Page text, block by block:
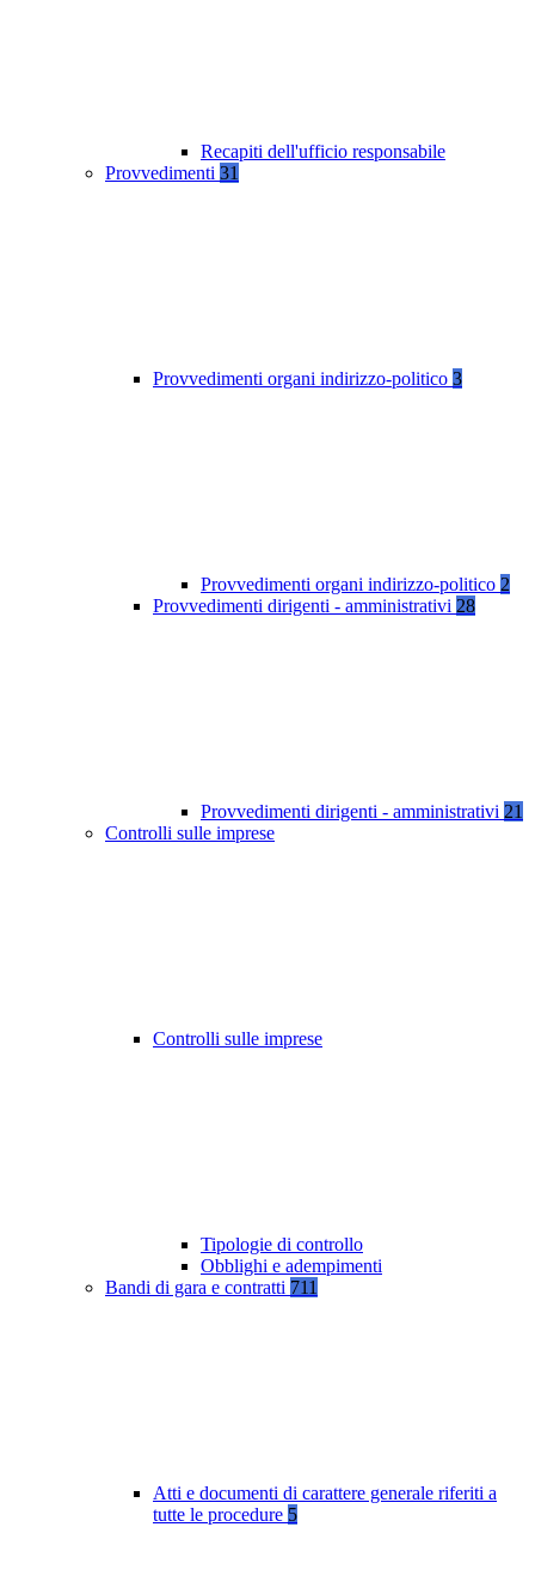
Recapiti dell'ufficio responsabile
Provvedimenti 31
Provvedimenti organi indirizzo-politico 3
Provvedimenti organi indirizzo-politico 2
Provvedimenti dirigenti - amministrativi 28
Provvedimenti dirigenti - amministrativi 21
Controlli sulle imprese
Controlli sulle imprese
Tipologie di controllo
Obblighi e adempimenti
Bandi di gara e contratti 711
Atti e documenti di carattere generale riferiti a
tutte le procedure 5